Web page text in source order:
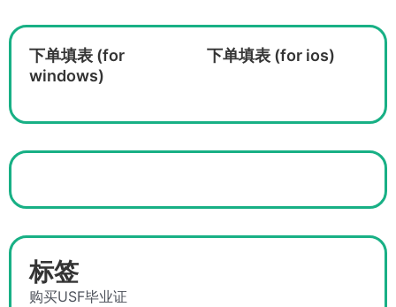
下单填表 (for
windows)
下单填表 (for ios)
标签
购买USF毕业证